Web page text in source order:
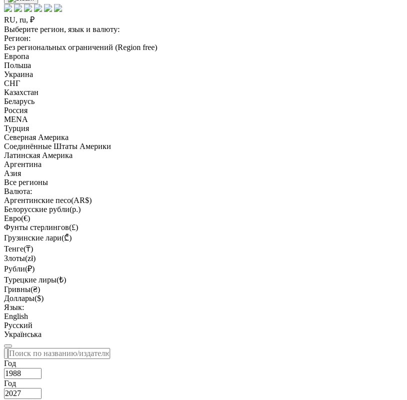
RU, ru, ₽
Выберите регион, язык и валюту:
Регион:
Без региональных ограничений (Region free)
Европа
Польша
Украина
СНГ
Казахстан
Беларусь
Россия
MENA
Турция
Северная Америка
Соединённые Штаты Америки
Латинская Америка
Аргентина
Азия
Все регионы
Валюта:
Аргентинские песо(AR$)
Белорусские рубли(р.)
Евро(€)
Фунты стерлингов(£)
Грузинские лари(₾)
Тенге(₸)
Злоты(zł)
Рубли(₽)
Турецкие лиры(₺)
Гривны(₴)
Доллары($)
Язык:
English
Русский
Українська
Год
Год